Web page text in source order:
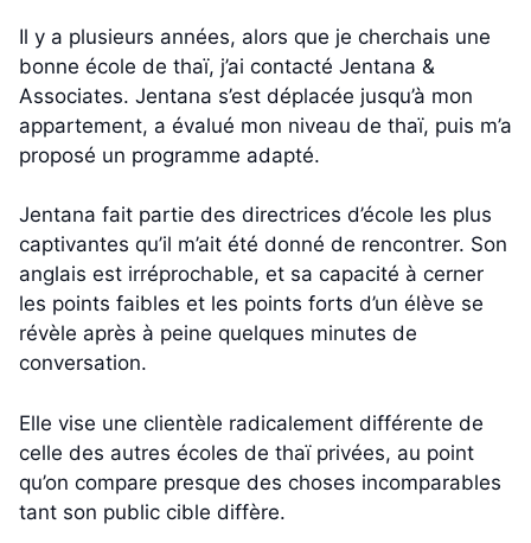
Il y a plusieurs années, alors que je cherchais une
bonne école de thaï, j’ai contacté Jentana &
Associates. Jentana s’est déplacée jusqu’à mon
appartement, a évalué mon niveau de thaï, puis m’a
proposé un programme adapté.
Jentana fait partie des directrices d’école les plus
captivantes qu’il m’ait été donné de rencontrer. Son
anglais est irréprochable, et sa capacité à cerner
les points faibles et les points forts d’un élève se
révèle après à peine quelques minutes de
conversation.
Elle vise une clientèle radicalement différente de
celle des autres écoles de thaï privées, au point
qu’on compare presque des choses incomparables
tant son public cible diffère.